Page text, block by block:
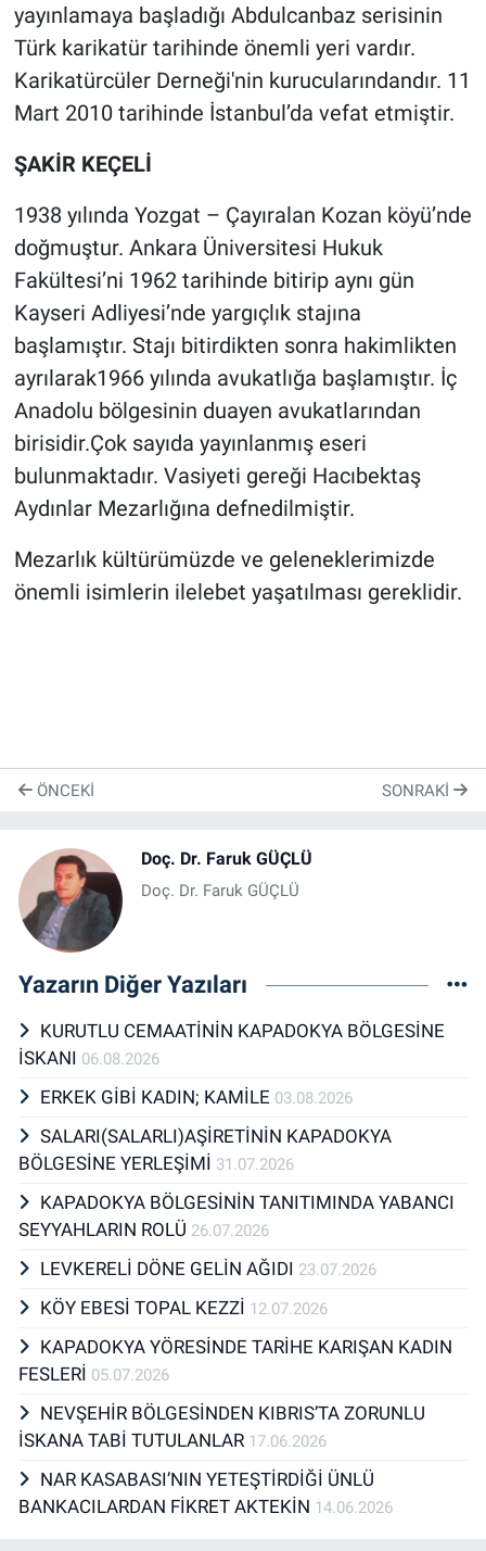
yayınlamaya başladığı Abdulcanbaz serisinin
Türk karikatür tarihinde önemli yeri vardır.
Karikatürcüler Derneği'nin kurucularındandır. 11
Mart 2010 tarihinde İstanbul’da vefat etmiştir.
ŞAKİR KEÇELİ
1938 yılında Yozgat – Çayıralan Kozan köyü’nde
doğmuştur. Ankara Üniversitesi Hukuk
Fakültesi’ni 1962 tarihinde bitirip aynı gün
Kayseri Adliyesi’nde yargıçlık stajına
başlamıştır. Stajı bitirdikten sonra hakimlikten
ayrılarak1966 yılında avukatlığa başlamıştır. İç
Anadolu bölgesinin duayen avukatlarından
birisidir.Çok sayıda yayınlanmış eseri
bulunmaktadır. Vasiyeti gereği Hacıbektaş
Aydınlar Mezarlığına defnedilmiştir.
Mezarlık kültürümüzde ve geleneklerimizde
önemli isimlerin ilelebet yaşatılması gereklidir.
ÖNCEKI SONRAKI
Doç. Dr. Faruk GÜÇLÜ
Doç. Dr. Faruk GÜÇLÜ
Yazarın Diğer Yazıları
KURUTLU CEMAATİNİN KAPADOKYA BÖLGESİNE
İSKANI 06.08.2026
ERKEK GİBİ KADIN; KAMİLE 03.08.2026
SALARI(SALARLI)AŞİRETİNİN KAPADOKYA
BÖLGESİNE YERLEŞİMİ 31.07.2026
KAPADOKYA BÖLGESİNİN TANITIMINDA YABANCI
SEYYAHLARIN ROLÜ 26.07.2026
LEVKERELİ DÖNE GELİN AĞIDI 23.07.2026
KÖY EBESİ TOPAL KEZZİ 12.07.2026
KAPADOKYA YÖRESİNDE TARİHE KARIŞAN KADIN
FESLERİ 05.07.2026
NEVŞEHİR BÖLGESİNDEN KIBRIS’TA ZORUNLU
İSKANA TABİ TUTULANLAR 17.06.2026
NAR KASABASI’NIN YETEŞTİRDİĞİ ÜNLÜ
BANKACILARDAN FİKRET AKTEKİN 14.06.2026